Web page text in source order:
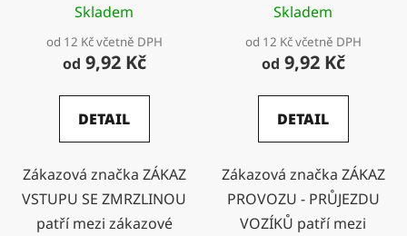
Skladem
od 12 Kč včetně DPH
od 9,92 Kč
DETAIL
Zákazová značka ZÁKAZ
VSTUPU SE ZMRZLINOU
patří mezi zákazové
Skladem
od 12 Kč včetně DPH
od 9,92 Kč
DETAIL
Zákazová značka ZÁKAZ
PROVOZU - PRŮJEZDU
VOZÍKŮ patří mezi